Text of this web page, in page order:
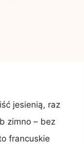
jesienią, raz
zimno – bez
francuskie